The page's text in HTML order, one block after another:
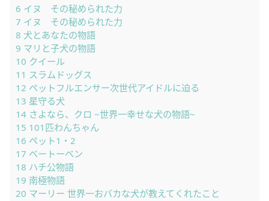
6 イヌ その秘められた力
7 イヌ その秘められた力
8 犬とあなたの物語
9 マリと子犬の物語
10 クイール
11 スラムドッグス
12 ペットフルエンサー次世代アイドルに迫る
13 星守る犬
14 さよなら、クロ ~世界一幸せな犬の物語~
15 101匹わんちゃん
16 ペット1・2
17 ベートーベン
18 ハチ公物語
19 南極物語
20 マーリー 世界一おバカな犬が教えてくれたこと